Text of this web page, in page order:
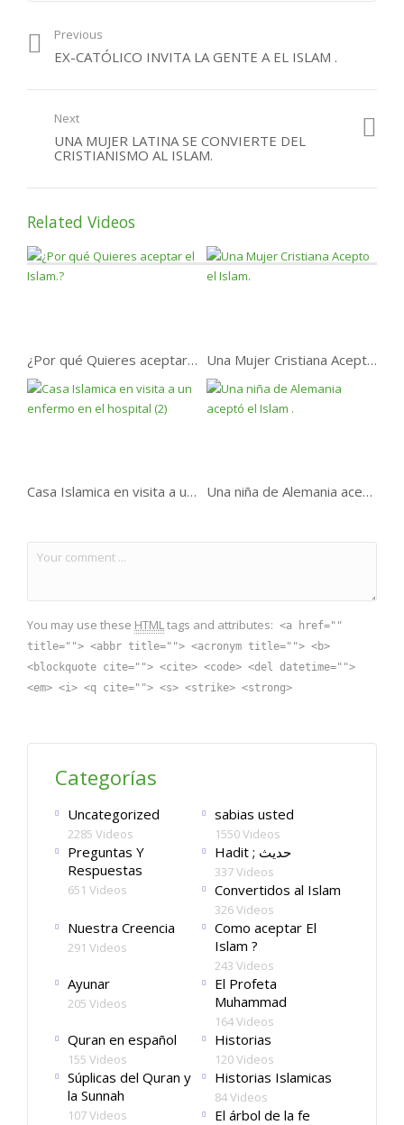
Previous
EX-CATÓLICO INVITA LA GENTE A EL ISLAM .
Next
UNA MUJER LATINA SE CONVIERTE DEL
CRISTIANISMO AL ISLAM.
Related Videos
¿Por qué Quieres aceptar el Islam.? Una Mujer Cristiana Acepto el Islam.
Casa Islamica en visita a un enfermo en el hospital (2) Una niña de Alemania aceptó el Islam .
You may use these HTMLtags and attributes: <a href=""
title=""> <abbr title=""> <acronym title=""> <b>
<blockquote cite=""> <cite> <code> <del datetime="">
<em> <i> <q cite=""> <s> <strike> <strong>
Categorías
Uncategorized
2285 Videos
sabias usted
1550 Videos
Preguntas Y
Respuestas
651 Videos
Hadit ; حديث
337 Videos
Convertidos al Islam
326 Videos
Nuestra Creencia
291 Videos
Como aceptar El
Islam ?
243 Videos
Ayunar
205 Videos
El Profeta
Muhammad
164 Videos
Quran en español
155 Videos
Historias
120 Videos
Súplicas del Quran y
la Sunnah
107 Videos
Historias Islamicas
84 Videos
El árbol de la fe